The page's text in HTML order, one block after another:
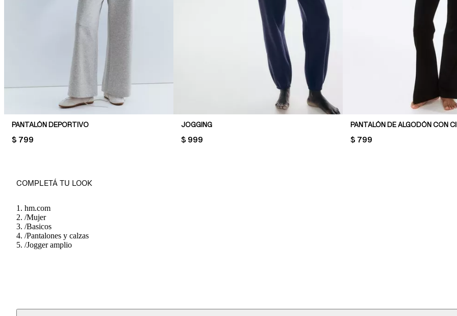
PANTALÓN DEPORTIVO
PRICE:
$ 799
JOGGING
PRICE:
$ 999 PRICE:
$ 799
COMPLETÁ TU LOOK
hm.com
/Mujer
/Basicos
/Pantalones y calzas
/Jogger amplio